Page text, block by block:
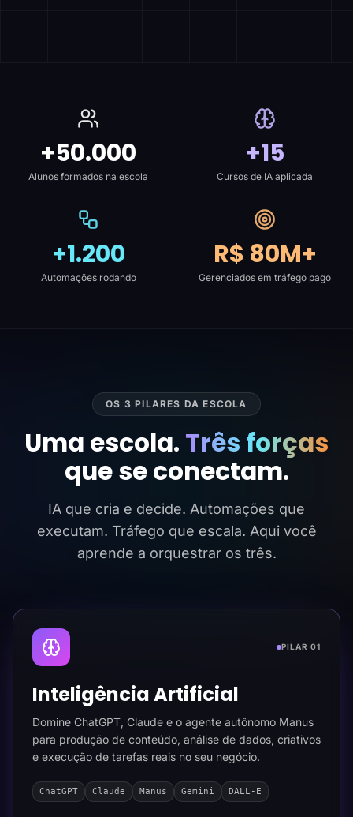
+50.000
Alunos formados na escola
+15
Cursos de IA aplicada
+1.200
Automações rodando
R$ 80M+
Gerenciados em tráfego pago
OS 3 PILARES DA ESCOLA
Uma escola. Três forças
que se conectam.
IA que cria e decide. Automações que
executam. Tráfego que escala. Aqui você
aprende a orquestrar os três.
PILAR 01
Inteligência Artificial
Domine ChatGPT, Claude e o agente autônomo Manus
para produção de conteúdo, análise de dados, criativos
e execução de tarefas reais no seu negócio.
ChatGPT Claude Manus Gemini DALL-E